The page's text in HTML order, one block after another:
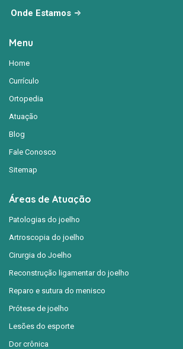
Onde Estamos
Menu
Home
Currículo
Ortopedia
Atuação
Blog
Fale Conosco
Sitemap
Áreas de Atuação
Patologias do joelho
Artroscopia do joelho
Cirurgia do Joelho
Reconstrução ligamentar do joelho
Reparo e sutura do menisco
Prótese de joelho
Lesões do esporte
Dor crônica